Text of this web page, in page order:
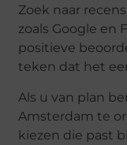
Zoek naar
zoals Google en
positieve
teken dat het
Als u van plan
Amsterdam te
kiezen die past